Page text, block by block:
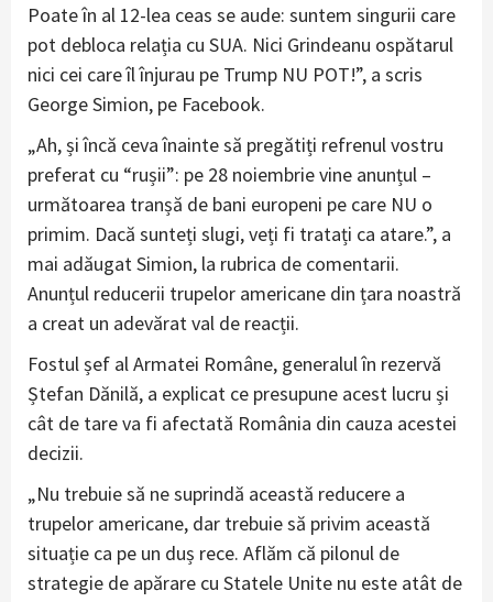
Poate în al 12-lea ceas se aude: suntem singurii care
pot debloca relația cu SUA. Nici Grindeanu ospătarul
nici cei care îl înjurau pe Trump NU POT!”, a scris
George Simion, pe Facebook.
„Ah, și încă ceva înainte să pregătiți refrenul vostru
preferat cu “rușii”: pe 28 noiembrie vine anunțul –
următoarea tranșă de bani europeni pe care NU o
primim. Dacă sunteți slugi, veți fi tratați ca atare.”, a
mai adăugat Simion, la rubrica de comentarii.
Anunțul reducerii trupelor americane din țara noastră
a creat un adevărat val de reacții.
Fostul șef al Armatei Române, generalul în rezervă
Ștefan Dănilă, a explicat ce presupune acest lucru și
cât de tare va fi afectată România din cauza acestei
decizii.
„Nu trebuie să ne suprindă această reducere a
trupelor americane, dar trebuie să privim această
situație ca pe un duș rece. Aflăm că pilonul de
strategie de apărare cu Statele Unite nu este atât de